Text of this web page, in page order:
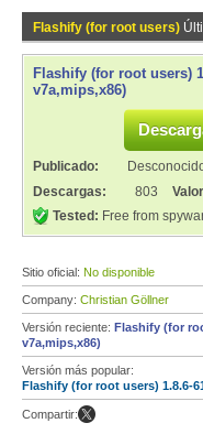
Flashify (for root users)
Flashify (for root users)
v7a,mips,x86)
Publicado:
Descargas:
803
Tested: Free from
Sitio oficial: No disponible
Company: Christian Göllner
Versión reciente: Flashify (for
v7a,mips,x86)
Versión más popular:
Flashify (for root users) 1.8.6-
Compartir: